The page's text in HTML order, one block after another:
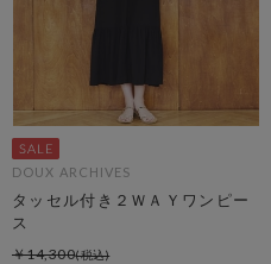
DOUX ARCHIVES
タッセル付き２ＷＡＹワンピー
ス
￥14,300